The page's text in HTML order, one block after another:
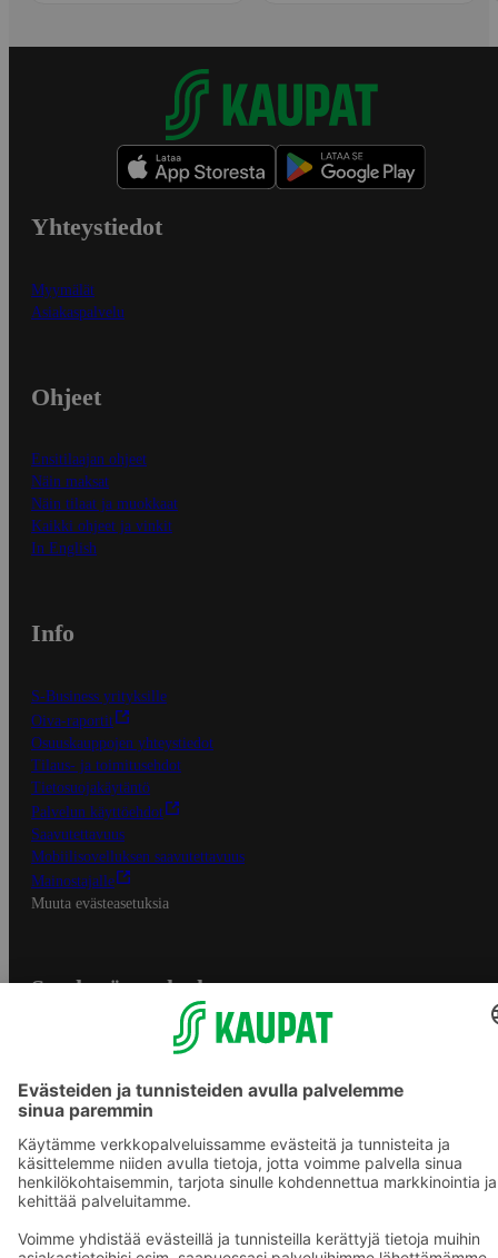
Yhteystiedot
Myymälät
Asiakaspalvelu
Ohjeet
Ensitilaajan ohjeet
Näin maksat
Näin tilaat ja muokkaat
Kaikki ohjeet ja vinkit
In English
Info
S-Business yrityksille
Oiva-raportit
Osuuskauppojen yhteystiedot
Tilaus- ja toimitusehdot
Tietosuojakäytäntö
Palvelun käyttöehdot
Saavutettavuus
Mobiilisovelluksen saavutettavuus
Mainostajalle
Muuta evästeasetuksia
S-ryhmän palvelut
Yhteishyvä Ruoka -sovellus
S-ostoslista -sovellus
Prisma.fi
Sokos.fi
S-Pankki
Sokos Hotels